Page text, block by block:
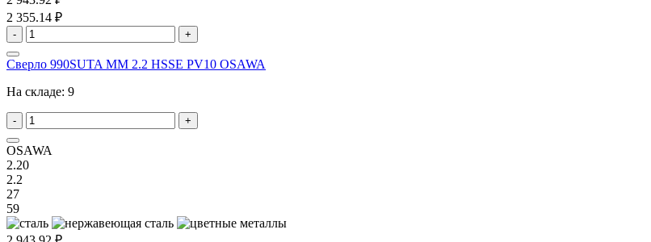
2 355.14 ₽
- +
Сверло 990SUTA MM 2.2 HSSE PV10 OSAWA
На складе: 9
- +
OSAWA
2.20
2.2
27
59